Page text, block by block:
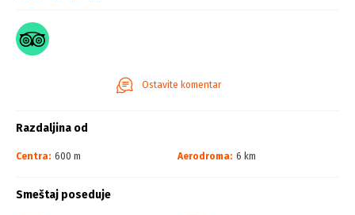
Ostavite komentar
Razdaljina od
Centra: 600 m Aerodroma: 6 km
Smeštaj poseduje